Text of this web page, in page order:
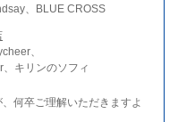
、BLUE CROSS
、
キリンのソフィ
何卒ご理解いただきますよ